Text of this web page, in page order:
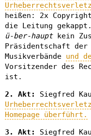
heißen: 2x
die Leitung
ü-ber-hauptkein
Präsidentschaft der
Musikverbände und
Vorsitzender des
ist.
2. Akt:
Siegfred
Homepage überführt.
3. Akt:
Siegfred